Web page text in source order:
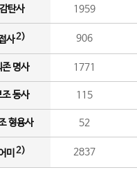
탄사 1959
사2) 906
존 명사 1771
조 동사 115
형용사 52
미 2) 2837